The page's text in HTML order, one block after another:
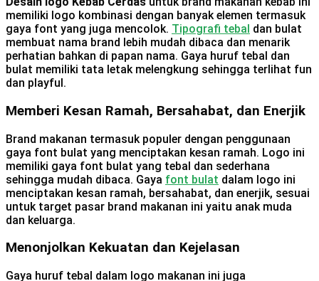
memiliki logo kombinasi dengan banyak elemen termasuk
gaya font yang juga mencolok. Tipografi tebal dan bulat
membuat nama brand lebih mudah dibaca dan menarik
perhatian bahkan di papan nama. Gaya huruf tebal dan
bulat memiliki tata letak melengkung sehingga terlihat fun
dan playful.
Memberi Kesan Ramah, Bersahabat, dan Enerjik
Brand makanan termasuk populer dengan penggunaan
gaya font bulat yang menciptakan kesan ramah. Logo ini
memiliki gaya font bulat yang tebal dan sederhana
sehingga mudah dibaca. Gaya font bulat dalam logo ini
menciptakan kesan ramah, bersahabat, dan enerjik, sesuai
untuk target pasar brand makanan ini yaitu anak muda
dan keluarga.
Menonjolkan Kekuatan dan Kejelasan
Gaya huruf tebal dalam logo makanan ini juga